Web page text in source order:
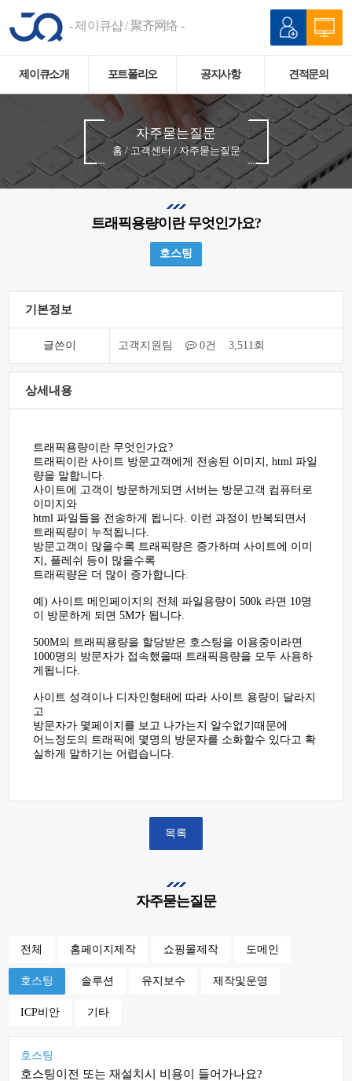
- 제이큐샵 / 聚齐网络 -
제이큐소개 포트폴리오 공지사항 견적문의
자주묻는질문
홈 / 고객센터 / 자주묻는질문
트래픽용량이란 무엇인가요?
호스팅
기본정보
글쓴이 고객지원팀 0건 3,511회
상세내용
트래픽용량이란 무엇인가요?
트래픽이란 사이트 방문고객에게 전송된 이미지, html 파일
량을 말합니다.
사이트에 고객이 방문하게되면 서버는 방문고객 컴퓨터로
이미지와
html 파일들을 전송하게 됩니다. 이런 과정이 반복되면서
트래픽량이 누적됩니다.
방문고객이 많을수록 트래픽량은 증가하며 사이트에 이미
지, 플레쉬 등이 많을수록
트래픽량은 더 많이 증가합니다.
예) 사이트 메인페이지의 전체 파일용량이 500k 라면 10명
이 방문하게 되면 5M가 됩니다.
500M의 트래픽용량을 할당받은 호스팅을 이용중이라면
1000명의 방문자가 접속했을때 트래픽용량을 모두 사용하
게됩니다.
사이트 성격이나 디자인형태에 따라 사이트 용량이 달라지
고
방문자가 몇페이지를 보고 나가는지 알수없기때문에
어느정도의 트래픽에 몇명의 방문자를 소화할수 있다고 확
실하게 말하기는 어렵습니다.
목록
자주묻는질문
전체 홈페이지제작 쇼핑몰제작 도메인
호스팅 솔루션 유지보수 제작및운영
ICP비안 기타
호스팅
호스팅이전 또는 재설치시 비용이 들어가나요?